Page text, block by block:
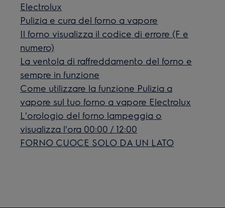
Electrolux
Pulizia e cura del forno a vapore
Il forno visualizza il codice di errore (F e
numero)
La ventola di raffreddamento del forno e
sempre in funzione
Come utilizzare la funzione Pulizia a
vapore sul tuo forno a vapore Electrolux
L'orologio del forno lampeggia o
visualizza l'ora 00:00 / 12:00
FORNO CUOCE SOLO DA UN LATO